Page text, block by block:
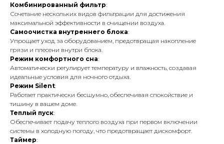
Комбинированный фильтр:
Сочетание нескольких видов фильтрации для достижения
максимальной эффективности в очищении воздуха.
Самоочистка внутреннего блока:
Упрощает уход за оборудованием, предотвращая накопление
грязи и плесени внутри блока.
Режим комфортного сна:
Автоматически регулирует температуру и влажность, создавая
идеальные условия для ночного отдыха.
Режим Silent:
Работает практически бесшумно, обеспечивая спокойствие и
тишину в вашем доме.
Теплый пуск:
Обеспечивает подачу теплого воздуха при первом включении
системы в холодную погоду, что предотвращает дискомфорт.
Таймер: